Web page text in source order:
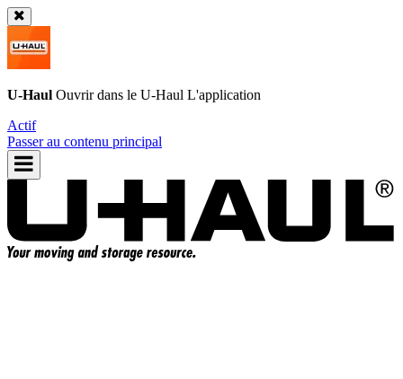
U-Haul Ouvrir dans le U-Haul L'application
Actif
Passer au contenu principal